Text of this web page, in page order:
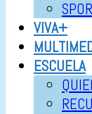
VIVA+
ESCUELA